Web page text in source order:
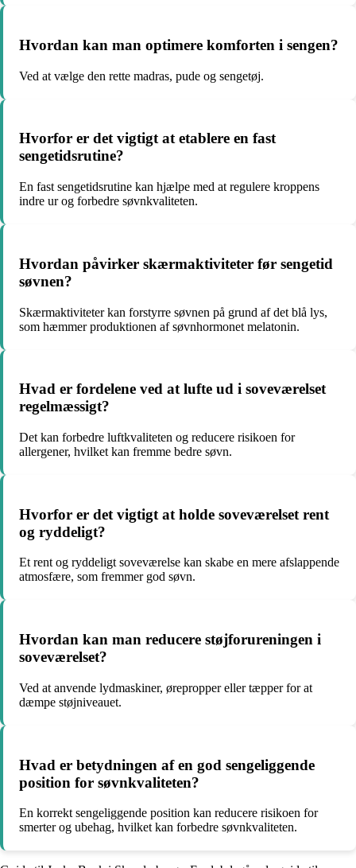
Hvordan kan man optimere komforten i sengen?
Ved at vælge den rette madras, pude og sengetøj.
Hvorfor er det vigtigt at etablere en fast
sengetidsrutine?
En fast sengetidsrutine kan hjælpe med at regulere kroppens
indre ur og forbedre søvnkvaliteten.
Hvordan påvirker skærmaktiviteter før sengetid
søvnen?
Skærmaktiviteter kan forstyrre søvnen på grund af det blå lys,
som hæmmer produktionen af søvnhormonet melatonin.
Hvad er fordelene ved at lufte ud i soveværelset
regelmæssigt?
Det kan forbedre luftkvaliteten og reducere risikoen for
allergener, hvilket kan fremme bedre søvn.
Hvorfor er det vigtigt at holde soveværelset rent
og ryddeligt?
Et rent og ryddeligt soveværelse kan skabe en mere afslappende
atmosfære, som fremmer god søvn.
Hvordan kan man reducere støjforureningen i
soveværelset?
Ved at anvende lydmaskiner, ørepropper eller tæpper for at
dæmpe støjniveauet.
Hvad er betydningen af en god sengeliggende
position for søvnkvaliteten?
En korrekt sengeliggende position kan reducere risikoen for
smerter og ubehag, hvilket kan forbedre søvnkvaliteten.